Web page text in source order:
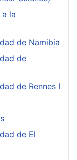
la
de Namibia
de
de Rennes I
de El